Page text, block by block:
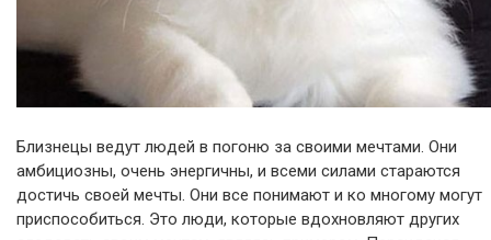
Близнецы ведут людей в погоню за своими мечтами. Они
амбициозны, очень энергичны, и всеми силами стараются
достичь своей мечты. Они все понимают и ко многому могут
приспособиться. Это люди, которые вдохновляют других